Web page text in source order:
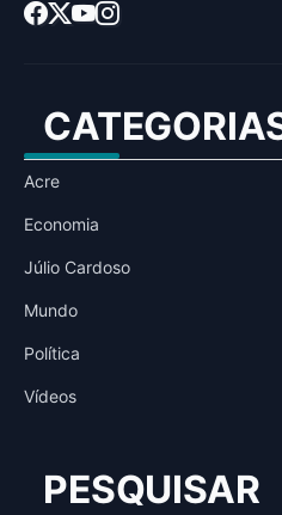
Acre
Economia
Júlio Cardoso
Mundo
Política
Vídeos
PESQUISAR